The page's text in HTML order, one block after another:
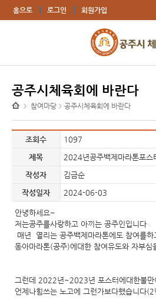
홈으로 로그인 회원가입
공주시체육회에 바란다
> 참여마당 > 공주시체육회에 바란다
조회수
1097
제목
2024년공주백제마라톤포스
작성자
김금순
작성일자
2024-06-03
안녕하세요~
저는공주를사랑하고 아끼는 공주인입니다
매년 열리는 공주백제마라톤에도 참여를하
동아마라톤(공주)에대한 참여유도와 자부심
그런데 2022년~2023년 포스터에대한불만
언제나힘쓰는 노고에 그런가보다했습니다